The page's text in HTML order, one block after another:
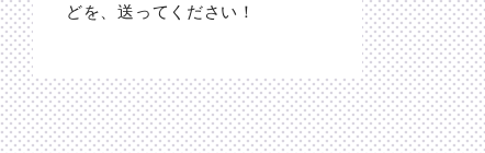
どを、送ってください！